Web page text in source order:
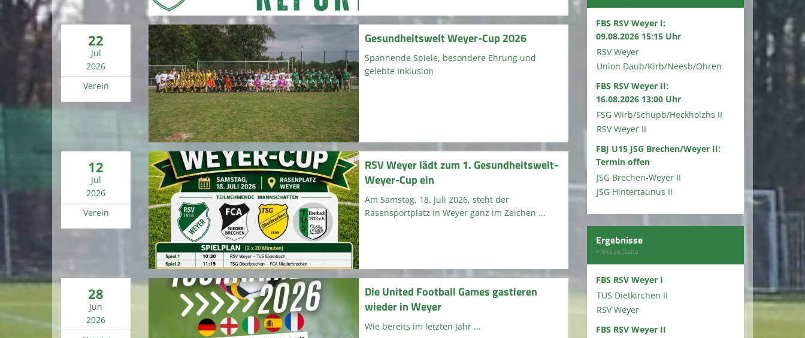
22
Jul
2026
Verein
Gesundheitswelt Weyer-Cup 2026
Spannende Spiele, besondere Ehrung und
gelebte Inklusion
12
Jul
2026
Verein
RSV Weyer lädt zum 1. Gesundheitswelt-
Weyer-Cup ein
Am Samstag, 18. Juli 2026, steht der
Rasensportplatz in Weyer ganz im Zeichen ...
28
Jun
2026
Die United Football Games gastieren
wieder in Weyer
Wie bereits im letzten Jahr ...
FBS RSV Weyer I:
09.08.2026 15:15 Uhr
RSV Weyer
Union Daub/Kirb/Neesb/Ohren
FBS RSV Weyer II:
16.08.2026 13:00 Uhr
FSG Wirb/Schupb/Heckholzhs II
RSV Weyer II
FBJ U15 JSG Brechen/Weyer II:
Termin offen
JSG Brechen-Weyer II
JSG Hintertaunus II
Ergebnisse
Weitere Teams
FBS RSV Weyer I
TUS Dietkirchen II
RSV Weyer
FBS RSV Weyer II